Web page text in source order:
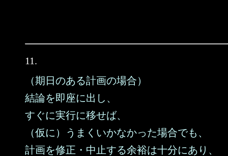
11.
（期日のある計画の場合）
結論を即座に出し、
すぐに実行に移せば、
（仮に）うまくいかなかった場合でも、
計画を修正・中止する余裕は十分にあり、